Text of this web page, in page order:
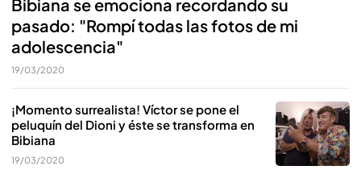
Bibiana se emociona recordando su
pasado: "Rompí todas las fotos de mi
adolescencia"
19/03/2020
¡Momento surrealista! Víctor se pone el
peluquín del Dioni y éste se transforma en
Bibiana
19/03/2020